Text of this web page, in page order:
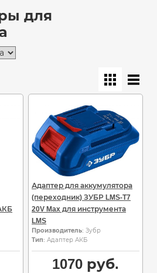
для
Адаптер для аккумулятора
(переходник) ЗУБР LMS-T7
20V Max для инструмента
LMS
Производитель: Зубр
Тип: Адаптер АКБ
1070руб.